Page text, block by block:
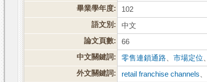
畢業學年度:
102
語文別:
中文
論文頁數:
66
中文關鍵詞:
零售連鎖通路 、市場定位
外文關鍵詞:
retail franchise channels